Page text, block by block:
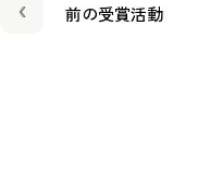
前の受賞活動